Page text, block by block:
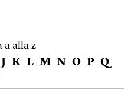
a alla z
J K L M N O P Q